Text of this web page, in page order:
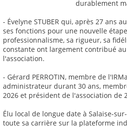
durablement
- Évelyne STUBER qui, après 27 ans
ses fonctions pour une nouvelle
professionnalisme, sa rigueur, sa
constante ont largement contribué
l'association.
- Gérard PERROTIN, membre de
administrateur durant 30 ans,
2026 et président de l'association de
Élu local de longue date à Salaise-
toute sa carrière sur la plateforme